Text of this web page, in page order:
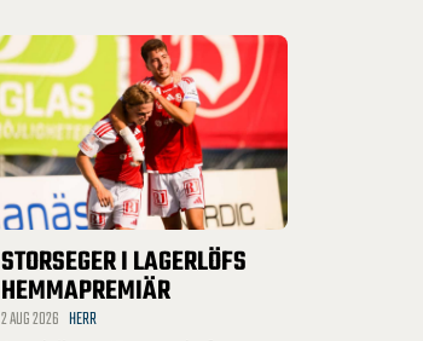
STORSEGER I LAGERLÖFS
HEMMAPREMIÄR
2 AUG 2026 HERR